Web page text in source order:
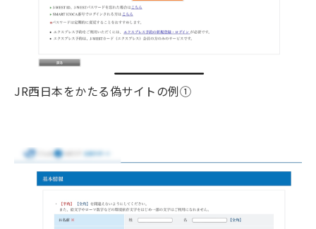
JR西日本をかたる偽サイトの例①